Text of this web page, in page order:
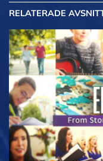
RELATERADE